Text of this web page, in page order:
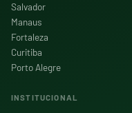
Salvador
Manaus
Fortaleza
Curitiba
Porto Alegre
INSTITUCIONAL